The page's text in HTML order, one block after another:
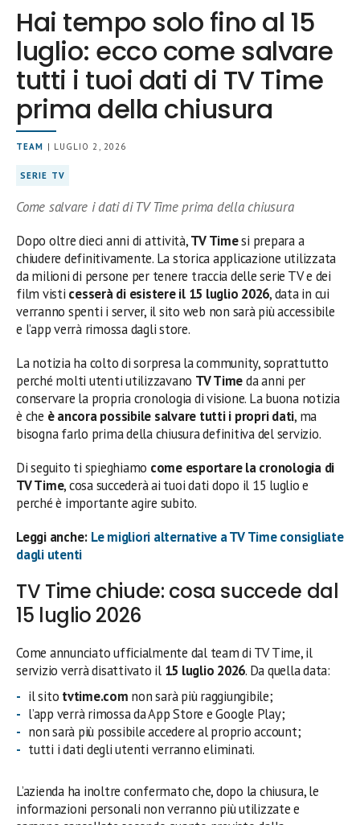
Hai tempo solo fino al 15
luglio: ecco come salvare
tutti i tuoi dati di TV Time
prima della chiusura
TEAM | LUGLIO 2, 2026
SERIE TV
Come salvare i dati di TV Time prima della chiusura
Dopo oltre dieci anni di attività,TV Timesi prepara a
chiudere definitivamente. La storica applicazione utilizzata
da milioni di persone per tenere traccia delle serie TV e dei
film visti cesserà di esistere il 15 luglio 2026, data in cui
verranno spenti i server, il sito web non sarà più accessibile
e l’app verrà rimossa dagli store.
La notizia ha colto di sorpresa la community, soprattutto
perché molti utenti utilizzavano TV Timeda anni per
conservare la propria cronologia di visione. La buona notizia
è che è ancora possibile salvare tutti i propri dati, ma
bisogna farlo prima della chiusura definitiva del servizio.
Di seguito ti spieghiamo come esportare la cronologia di
TV Time, cosa succederà ai tuoi dati dopo il 15 luglio e
perché è importante agire subito.
Leggi anche: Le migliori alternative a TV Time consigliate
dagli utenti
TV Time chiude: cosa succede dal
15 luglio 2026
Come annunciato ufficialmente dal team di TV Time, il
servizio verrà disattivato il 15 luglio 2026. Da quella data:
il sito tvtime.com non sarà più raggiungibile;
l’app verrà rimossa da App Store e Google Play;
non sarà più possibile accedere al proprio account;
tutti i dati degli utenti verranno eliminati.
L’azienda ha inoltre confermato che, dopo la chiusura, le
informazioni personali non verranno più utilizzate e